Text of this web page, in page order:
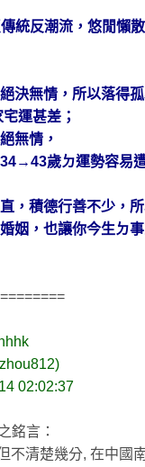
統反潮流，悠閒懶
決無情，所以落得
運甚差；
無情，
歲ㄉ運勢容易
，積德行善不少，
姻，也讓你今生ㄉ
02:02:37
銘言：
不清楚幾分, 在中國